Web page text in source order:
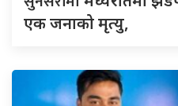
एक जनाको मृत्यु,